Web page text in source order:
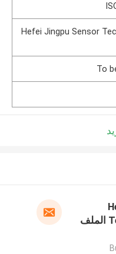
Hefei Jingpu Sensor
To
Technology Co., Ltd الملف